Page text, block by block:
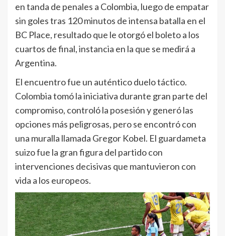
en tanda de penales a Colombia, luego de empatar
sin goles tras 120 minutos de intensa batalla en el
BC Place, resultado que le otorgó el boleto a los
cuartos de final, instancia en la que se medirá a
Argentina.
El encuentro fue un auténtico duelo táctico.
Colombia tomó la iniciativa durante gran parte del
compromiso, controló la posesión y generó las
opciones más peligrosas, pero se encontró con
una muralla llamada Gregor Kobel. El guardameta
suizo fue la gran figura del partido con
intervenciones decisivas que mantuvieron con
vida a los europeos.